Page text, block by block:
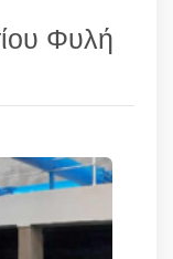
Φυλή